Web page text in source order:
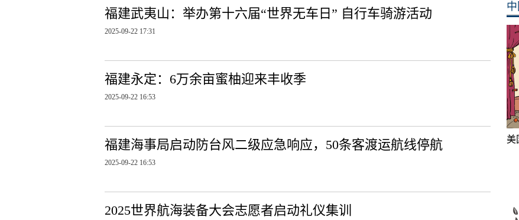
福建武夷山：举办第十六届“世界无车日” 自行车骑游活动
2025-09-22 17:31
福建永定：6万余亩蜜柚迎来丰收季
2025-09-22 16:53
福建海事局启动防台风二级应急响应，50条客渡运航线停航
2025-09-22 16:53
2025世界航海装备大会志愿者启动礼仪集训
美